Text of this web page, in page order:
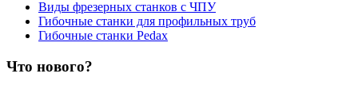
Виды фрезерных станков с ЧПУ
Гибочные станки для профильных труб
Гибочные станки Pedax
Что нового?